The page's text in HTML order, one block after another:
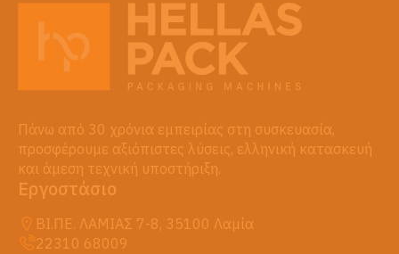
Πάνω από 30 χρόνια εμπειρίας στη συσκευασία,
προσφέρουμε αξιόπιστες λύσεις, ελληνική κατασκευή
και άμεση τεχνική υποστήριξη.
Εργοστάσιο
ΒΙ.ΠΕ. ΛΑΜΙΑΣ 7-8, 35100 Λαμία
22310 68009